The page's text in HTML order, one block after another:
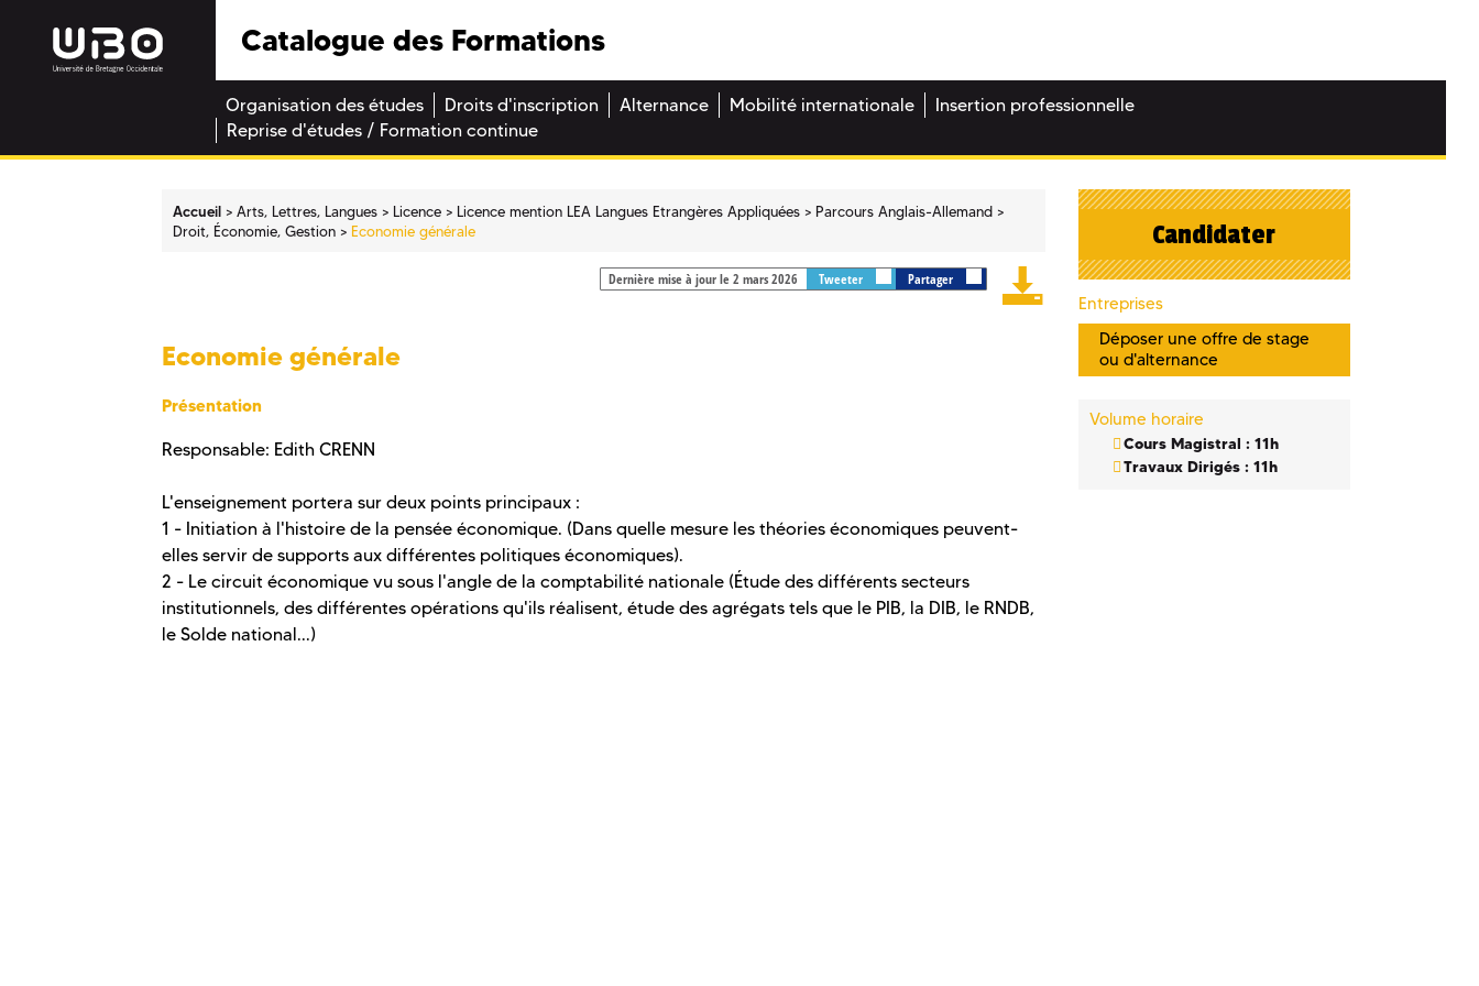
Catalogue des Formations
Organisation des études Droits d'inscription Alternance Mobilité internationale
Insertion professionnelle
Reprise d'études / Formation continue
Accueil Arts, Lettres, Langues Licence Licence mention LEA Langues Etrangères Appliquées
Parcours Anglais-Allemand
Droit, Économie, Gestion
Economie générale
Dernière mise à jour le 2 mars 2026 Tweeter Partager
Economie générale
Présentation
Responsable: Edith CRENN
L'enseignement portera sur deux points principaux :
1 - Initiation à l'histoire de la pensée économique. (Dans quelle mesure les théories économiques peuvent-
elles servir de supports aux différentes politiques économiques).
2 - Le circuit économique vu sous l'angle de la comptabilité nationale (Étude des différents secteurs
institutionnels, des différentes opérations qu'ils réalisent, étude des agrégats tels que le PIB, la DIB, le RNDB,
le Solde national...)
Candidater
Entreprises
Déposer une offre de stage
ou d'alternance
Volume horaire
Cours Magistral : 11h
Travaux Dirigés : 11h